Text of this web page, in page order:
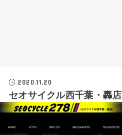
2020.11.20
セオサイクル西千葉・轟店